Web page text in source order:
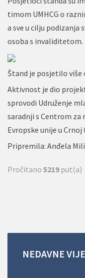
timom UMHCG o
a sve u cilju podizanja
osoba s invaliditetom.
Štand je posjetilo
Aktivnost je dio
sprovodi Udruženje
saradnji s Centrom za
Evropske unije u Crnoj
Pripremila: Anđela
Pročitano 5219put(a)
NEDAVNE